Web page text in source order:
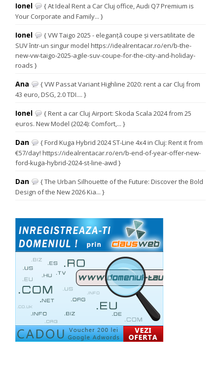
Ionel
{ At Ideal Rent a Car Cluj office, Audi Q7 Premium is
Your Corporate and Family... }
Ionel
{ VW Taigo 2025 - eleganță coupe și versatilitate de
SUV într-un singur model https://idealrentacar.ro/en/b-the-
new-vw-taigo-2025-agile-suv-coupe-for-the-city-and-holiday-
roads }
Ana
{ VW Passat Variant Highline 2020: rent a car Cluj from
43 euro, DSG, 2.0 TDI.... }
Ionel
{ Rent a car Cluj Airport: Skoda Scala 2024 from 25
euros. New Model (2024): Comfort,... }
Dan
{ Ford Kuga Hybrid 2024 ST-Line 4x4 in Cluj: Rent it from
€57/day! https://idealrentacar.ro/en/b-end-of-year-offer-new-
ford-kuga-hybrid-2024-st-line-awd }
Dan
{ The Urban Silhouette of the Future: Discover the Bold
Design of the New 2026 Kia... }